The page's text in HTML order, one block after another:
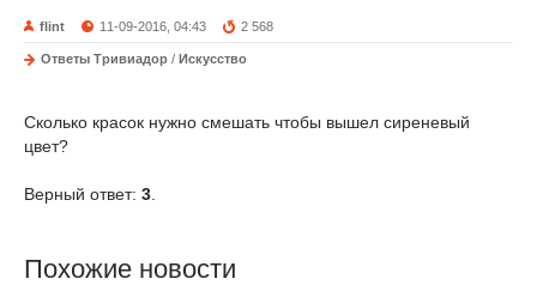
flint 11-09-2016, 04:43 2 568
Ответы Тривиадор / Искусство
Сколько красок нужно смешать чтобы вышел сиреневый
цвет?
Верный ответ: 3
Похожие новости